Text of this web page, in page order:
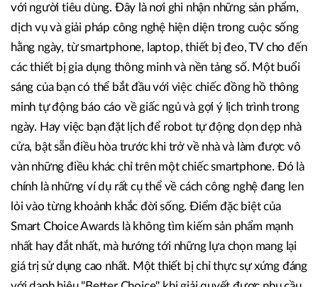
với người tiêu dùng. Đây là nơi ghi nhận những sản phẩm,
dịch vụ và giải pháp công nghệ hiện diện trong cuộc sống
hằng ngày, từ smartphone, laptop, thiết bị đeo, TV cho đến
các thiết bị gia dụng thông minh và nền tảng số. Một buổi
sáng của bạn có thể bắt đầu với việc chiếc đồng hồ thông
minh tự động báo cáo về giấc ngủ và gợi ý lịch trình trong
ngày. Hay việc bạn đặt lịch để robot tự động dọn dẹp nhà
cửa, bật sẵn điều hòa trước khi trở về nhà và làm được vô
vàn những điều khác chỉ trên một chiếc smartphone. Đó là
chính là những ví dụ rất cụ thể về cách công nghệ đang len
lỏi vào từng khoảnh khắc đời sống. Điểm đặc biệt của
Smart Choice Awards là không tìm kiếm sản phẩm mạnh
nhất hay đắt nhất, mà hướng tới những lựa chọn mang lại
giá trị sử dụng cao nhất. Một thiết bị chỉ thực sự xứng đáng